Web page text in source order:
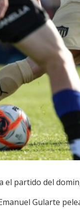
el partido del
Gularte